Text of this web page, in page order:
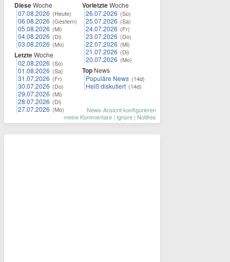
DieseWoche
07.08.2026 (Heute)
06.08.2026 (Gestern)
05.08.2026 (Mi)
04.08.2026 (Di)
03.08.2026 (Mo)
LetzteWoche
02.08.2026 (So)
01.08.2026 (Sa)
31.07.2026 (Fr)
30.07.2026 (Do)
29.07.2026 (Mi)
28.07.2026 (Di)
27.07.2026 (Mo)
VorletzteWoche
26.07.2026 (So)
25.07.2026 (Sa)
24.07.2026 (Fr)
23.07.2026 (Do)
22.07.2026 (Mi)
21.07.2026 (Di)
20.07.2026 (Mo)
Top News
Populäre News (14d)
Heiß diskutiert (14d)
News-Ansicht konfigurieren
meine Kommentare | Ignore | Notifies